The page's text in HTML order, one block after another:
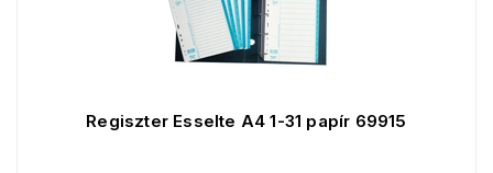
Regiszter Esselte A4 1-31 papír 69915